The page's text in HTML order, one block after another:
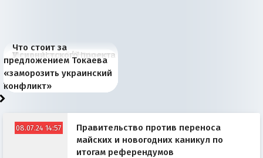
В России назрели
перемены: 15 шагов к
суверенной экономике
Миграционный пожар
Европы
Россия начинает
сбрасывать балласт
Анкориджа
Россия зимой 1904
года: первые уступки во
внутренней политике
Русская нация вчера и
сегодня
Почему правый крах в
Варшаве не поможет её
отношениям с Россией?
Место Науру / Науэро в
современной истории
Южной Осетии
У сионистского проекта
появилось украинское
измерение
Что стоит за
предложением Токаева
«заморозить украинский
конфликт»
08.07.24 14:57
Правительство против переноса
майских и новогодних каникул по
итогам референдумов